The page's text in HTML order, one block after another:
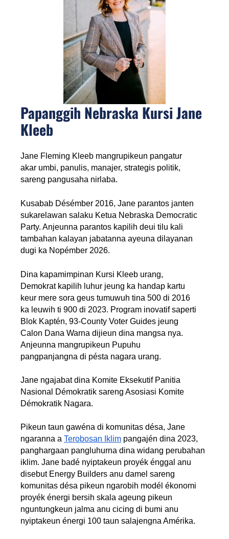
Papanggih Nebraska Kursi Jane
Kleeb
Jane Fleming Kleeb mangrupikeun pangatur
akar umbi, panulis, manajer, strategis politik,
sareng pangusaha nirlaba.
Kusabab Désémber 2016, Jane parantos janten
sukarelawan salaku Ketua Nebraska Democratic
Party. Anjeunna parantos kapilih deui tilu kali
tambahan kalayan jabatanna ayeuna dilayanan
dugi ka Nopémber 2026.
Dina kapamimpinan Kursi Kleeb urang,
Demokrat kapilih luhur jeung ka handap kartu
keur mere sora geus tumuwuh tina 500 di 2016
ka leuwih ti 900 di 2023. Program inovatif saperti
Blok Kaptén, 93-County Voter Guides jeung
Calon Dana Warna dijieun dina mangsa nya.
Anjeunna mangrupikeun Pupuhu
pangpanjangna di pésta nagara urang.
Jane ngajabat dina Komite Eksekutif Panitia
Nasional Démokratik sareng Asosiasi Komite
Démokratik Nagara.
Pikeun taun gawéna di komunitas désa, Jane
ngaranna a Terobosan Iklim pangajén dina 2023,
panghargaan pangluhurna dina widang perubahan
iklim. Jane badé nyiptakeun proyék énggal anu
disebut Energy Builders anu damel sareng
komunitas désa pikeun ngarobih modél ékonomi
proyék énergi bersih skala ageung pikeun
nguntungkeun jalma anu cicing di bumi anu
nyiptakeun énergi 100 taun salajengna Amérika.